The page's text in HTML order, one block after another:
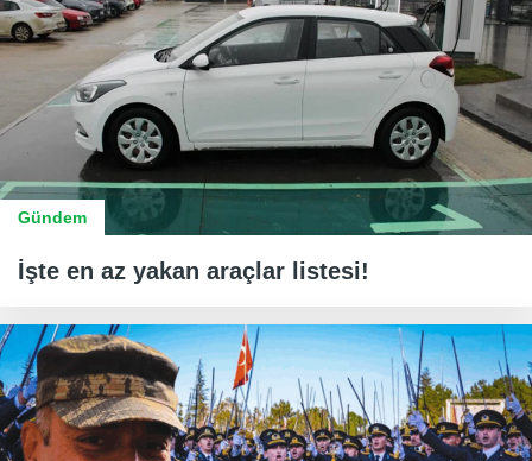
Gündem
İşte en az yakan araçlar listesi!